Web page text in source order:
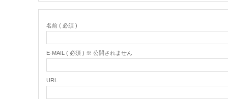
名前 ( 必須 )
E-MAIL ( 必須 ) ※ 公開されません
URL